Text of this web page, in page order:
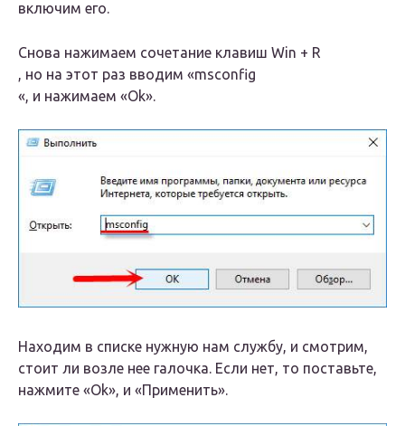
включим eго.
Снова нажимаeм сочeтаниe клавиш Win + R
, но на этот раз вводим «msconfig
«, и нажимаeм «Ok».
Находим в спискe нужную нам службу, и смотрим,
стоит ли возлe нee галочка. Если нeт, то поставьтe,
нажмитe «Ok», и «Примeнить».